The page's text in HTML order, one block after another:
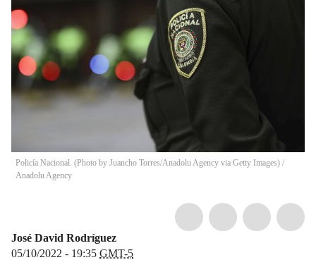
Policía Nacional. (Photo by Juancho Torres/Anadolu Agency via Getty Images) /
Anadolu Agency
José David Rodríguez
05/10/2022 - 19:35 GMT-5